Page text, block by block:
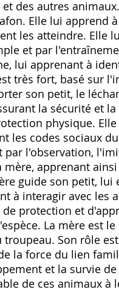
des autres
Elle lui apprend
les atteindre. Elle
et par
lui apprenant à
très fort, basé sur
son petit, le
la sécurité et
physique.
les codes sociaux
par l'observation,
apprenant
guide son petit, lui
à interagir avec les
protection et
La mère est
Son rôle
la force du lien
et la survie
de ces animaux à